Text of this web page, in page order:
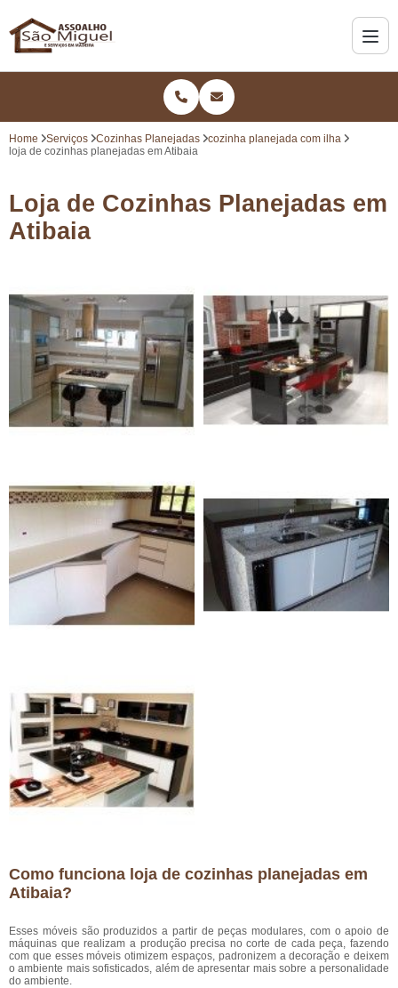
Home Serviços Cozinhas Planejadas
cozinha planejada com ilha
loja de cozinhas planejadas em Atibaia
Loja de Cozinhas Planejadas em
Atibaia
Como funciona loja de cozinhas planejadas em
Atibaia?
Esses móveis são produzidos a partir de peças modulares, com o apoio de
máquinas que realizam a produção precisa no corte de cada peça, fazendo
com que esses móveis otimizem espaços, padronizem a decoração e deixem
o ambiente mais sofisticados, além de apresentar mais sobre a personalidade
do ambiente.